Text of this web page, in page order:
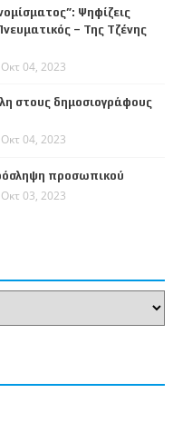
Ψηφίζεις
– Της Τζένης
Οκτ 04, 2023
στους δημοσιογράφους
Οκτ 04, 2023
προσωπικού
Οκτ 03, 2023